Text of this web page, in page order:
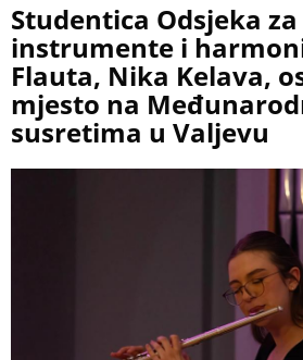
Studentica Odsjeka
instrumente i
Flauta, Nika Kelava,
mjesto na
susretima u Valjevu